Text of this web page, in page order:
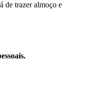
de trazer almoço e